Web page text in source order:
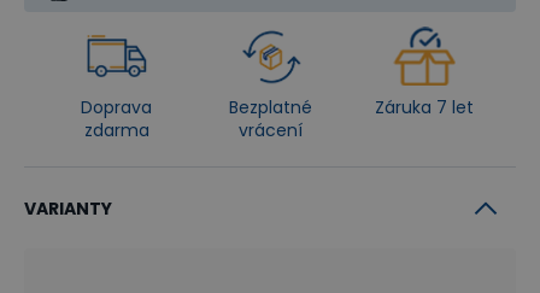
Doprava
zdarma
Bezplatné
vrácení
Záruka 7 let
VARIANTY